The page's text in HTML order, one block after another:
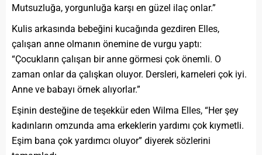
Mutsuzluğa, yorgunluğa karşı en güzel ilaç onlar.”
Kulis arkasında bebeğini kucağında gezdiren Elles,
çalışan anne olmanın önemine de vurgu yaptı:
“Çocukların çalışan bir anne görmesi çok önemli. O
zaman onlar da çalışkan oluyor. Dersleri, karneleri çok iyi.
Anne ve babayı örnek alıyorlar.”
Eşinin desteğine de teşekkür eden Wilma Elles, “Her şey
kadınların omzunda ama erkeklerin yardımı çok kıymetli.
Eşim bana çok yardımcı oluyor” diyerek sözlerini